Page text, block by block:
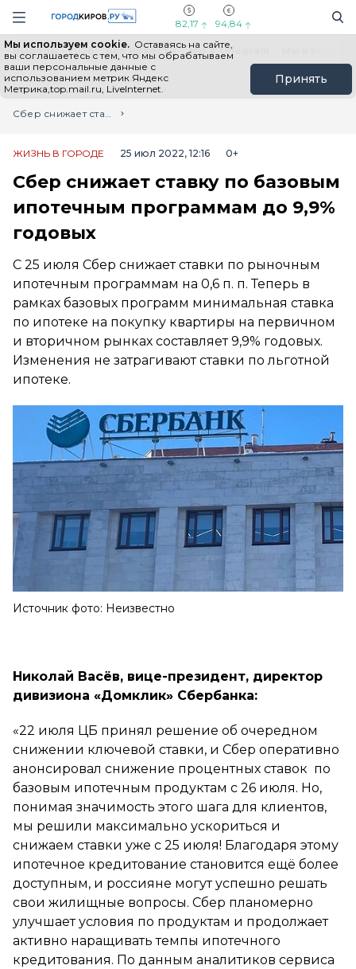
Навигация сайта
82,17 94,84
Мы используем cookie. Оставаясь на сайте,
вы соглашаетесь с тем, что мы обрабатываем
ваши персональные данные с
использованием метрик Яндекс
Метрика,top.mail.ru, LiveInternet.
Принять
Выборы - 2026 Все новости Мы в Telegram
Главная
Лента новостей
Сбер снижает ставку по базовым ипотечным программам до 9,9% годовых
ЖИЗНЬ В ГОРОДЕ 25 июл 2022, 12:16 0+
Сбер снижает ставку по базовым
ипотечным программам до 9,9%
годовых
С 25 июля Сбер снижает ставки по рыночным
ипотечным программам на 0,6 п. п. Теперь в
рамках базовых программ минимальная ставка
по ипотеке на покупку квартиры на первичном
и вторичном рынках составляет 9,9% годовых.
Изменения не затрагивают ставки по льготной
ипотеке.
Источник фото: Неизвестно
Николай Васёв, вице-президент, директор
дивизиона «Домклик» Сбербанка:
«22 июля ЦБ принял решение об очередном
снижении ключевой ставки, и Сбер оперативно
анонсировал снижение процентных ставок по
базовым ипотечным продуктам с 26 июля. Но,
понимая значимость этого шага для клиентов,
мы решили максимально ускориться и
снижаем ставки уже с 25 июля! Благодаря этому
ипотечное кредитование становится ещё более
доступным, и россияне могут успешно решать
свои жилищные вопросы. Сбер планомерно
улучшает условия по продуктам и продолжает
активно наращивать темпы ипотечного
кредитования. По данным аналитиков сервиса